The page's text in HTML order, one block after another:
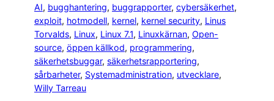
AI, bugghantering, buggrapporter, cybersäkerhet
exploit, hotmodell, kernel, kernel security, Linus
Torvalds, Linux, Linux 7.1, Linuxkärnan, Open-
source, öppen källkod, programmering
säkerhetsbuggar, säkerhetsrapportering
sårbarheter, Systemadministration, utvecklare
Willy Tarreau